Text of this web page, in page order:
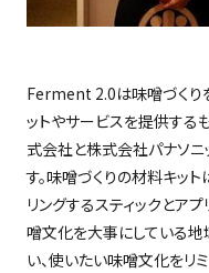
Ferment 2.0は味噌づく
ットやサービスを提供する
式会社と株式会社パナソ
す。味噌づくりの材料キッ
リングするスティックとア
噌文化を大事にしている地
い、使いたい味噌文化をリ